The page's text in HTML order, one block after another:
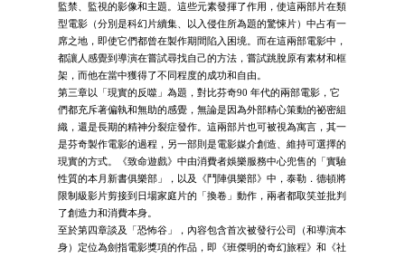
監禁、監視的影像和主題。這些元素發揮了作用，使這兩部片在類
型電影（分別是科幻片續集、以入侵住所為題的驚悚片）中占有一
席之地，即使它們都曾在製作期間陷入困境。而在這兩部電影中，
都讓人感覺到導演在嘗試尋找自己的方法，嘗試跳脫原有素材和框
架，而他在當中獲得了不同程度的成功和自由。
第三章以「現實的反噬」為題，對比芬奇90 年代的兩部電影，它
們都充斥著偏執和無助的感覺，無論是因為外部精心策動的祕密組
織，還是長期的精神分裂症發作。這兩部片也可被視為寓言，其一
是芬奇製作電影的過程，另一部則是電影媒介創造、維持可選擇的
現實的方式。《致命遊戲》中由消費者娛樂服務中心兜售的「實驗
性質的本月新書俱樂部」，以及《鬥陣俱樂部》中，泰勒．德頓將
限制級影片剪接到日場家庭片的「換卷」動作，兩者都取笑並批判
了創造力和消費本身。
至於第四章談及「恐怖谷」，內容包含首次被發行公司（和導演本
身）定位為劍指電影獎項的作品，即《班傑明的奇幻旅程》和《社